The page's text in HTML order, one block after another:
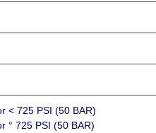
< 725 PSI (50 BAR)
° 725 PSI (50 BAR)